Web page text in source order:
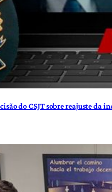
do CSJT sobre reajuste da